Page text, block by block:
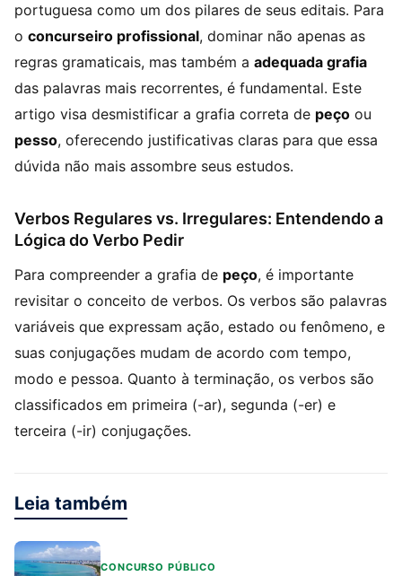
portuguesa como um dos pilares de seus editais. Para
o concurseiro profissional, dominar não apenas as
regras gramaticais, mas também a adequada grafia
das palavras mais recorrentes, é fundamental. Este
artigo visa desmistificar a grafia correta de peço ou
pesso, oferecendo justificativas claras para que essa
dúvida não mais assombre seus estudos.
Verbos Regulares vs. Irregulares: Entendendo a
Lógica do Verbo Pedir
Para compreender a grafia de peço, é importante
revisitar o conceito de verbos. Os verbos são palavras
variáveis que expressam ação, estado ou fenômeno, e
suas conjugações mudam de acordo com tempo,
modo e pessoa. Quanto à terminação, os verbos são
classificados em primeira (-ar), segunda (-er) e
terceira (-ir) conjugações.
Leia também
CONCURSO PÚBLICO